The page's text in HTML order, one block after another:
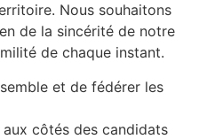
Nous souhaitons
de la sincérité de notre
de chaque instant.
et de fédérer les
côtés des candidats